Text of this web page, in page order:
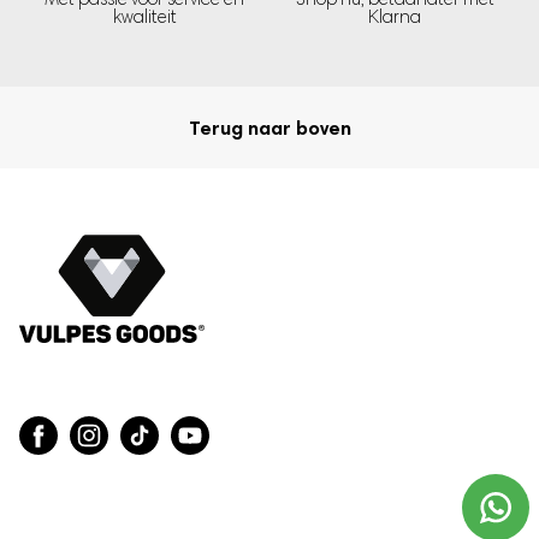
wordt de kans op migraine, hoofdpijn en andere lichamelijke
op te laden via de USB-kabel. (5V).
Zo kun je het apparaat gemakkelijk overal mee naartoe
nemen, zonder dat je erover na hoeft te denken om hem
kwaliteit
Klarna
Terug naar boven